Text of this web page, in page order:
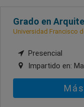
Grado en
Universidad Francisco
Presencial
Impartido en: